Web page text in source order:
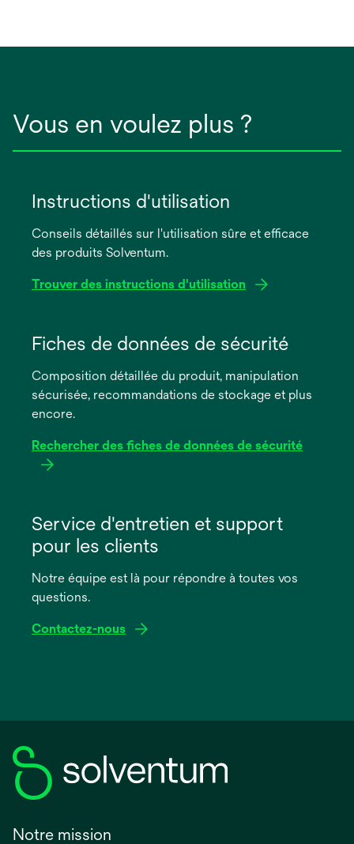
Vous en voulez plus ?
Instructions d'utilisation
Conseils détaillés sur l'utilisation sûre et efficace
des produits Solventum.
Trouver des instructions d'utilisation
dans
nouvel
onglet
Fiches de données de sécurité
Composition détaillée du produit, manipulation
sécurisée, recommandations de stockage et plus
encore.
Rechercher des fiches de données de sécurité
dans
nouvel
onglet
Service d'entretien et support
pour les clients
Notre équipe est là pour répondre à toutes vos
questions.
Contactez-nous
Notre mission